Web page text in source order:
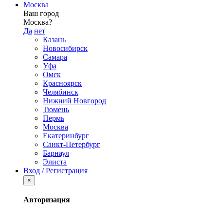
Москва
Ваш город
Москва?
Да нет
Казань
Новосибирск
Самара
Уфа
Омск
Красноярск
Челябинск
Нижний Новгород
Тюмень
Пермь
Москва
Екатеринбург
Санкт-Петербург
Барнаул
Элиста
Вход / Регистрация
×
Авторизация